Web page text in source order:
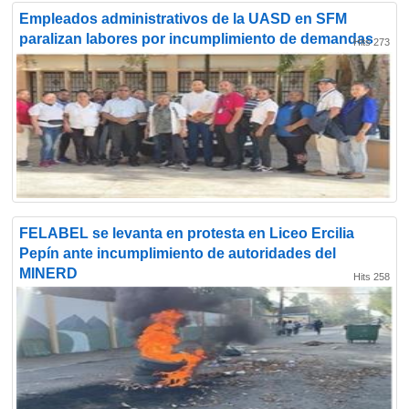
Empleados administrativos de la UASD en SFM
paralizan labores por incumplimiento de demandasHits 273
FELABEL se levanta en protesta en Liceo Ercilia
Pepín ante incumplimiento de autoridades del
MINERD
Hits 258